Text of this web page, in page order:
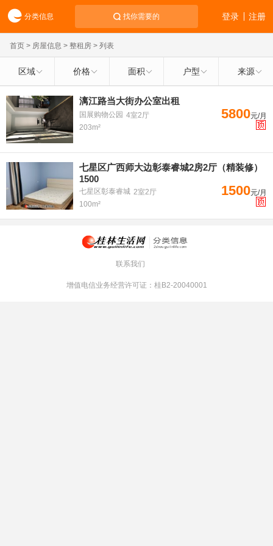
分类信息 找你需要的 注册
登录
首页 > 房屋信息 > 整租房 > 列表
区域 价格 面积 户型 来源
漓江路当大街办公室出租
国展购物公园 4室2厅
203m²
5800元/月
七星区广西师大边彰泰睿城2房2厅（精装修）
1500
七星区彰泰睿城 2室2厅
100m²
1500元/月
联系我们
增值电信业务经营许可证：桂B2-20040001